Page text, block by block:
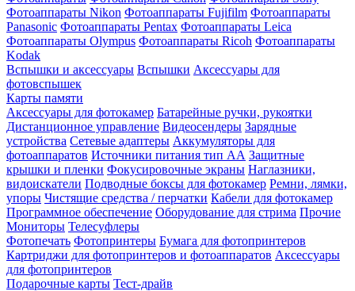
Фотоаппараты Nikon Фотоаппараты Fujifilm Фотоаппараты
Panasonic Фотоаппараты Pentax Фотоаппараты Leica
Фотоаппараты Olympus Фотоаппараты Ricoh Фотоаппараты
Kodak
Вспышки и аксессуары Вспышки Аксессуары для
фотовспышек
Карты памяти
Аксессуары для фотокамер Батарейные ручки, рукоятки
Дистанционное управление Видеосендеры Зарядные
устройства Сетевые адаптеры Аккумуляторы для
фотоаппаратов Источники питания тип АА Защитные
крышки и пленки Фокусировочные экраны Наглазники,
видоискатели Подводные боксы для фотокамер Ремни, лямки,
упоры Чистящие средства / перчатки Кабели для фотокамер
Программное обеспечение Оборудование для стрима Прочие
Мониторы Телесуфлеры
Фотопечать Фотопринтеры Бумага для фотопринтеров
Картриджи для фотопринтеров и фотоаппаратов Аксессуары
для фотопринтеров
Подарочные карты Тест-драйв